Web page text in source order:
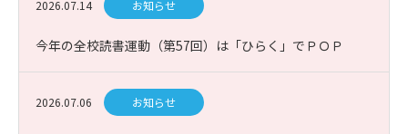
2026.07.14 お知らせ
今年の全校読書運動（第57回）は「ひらく」でＰＯＰ
2026.07.06 お知らせ